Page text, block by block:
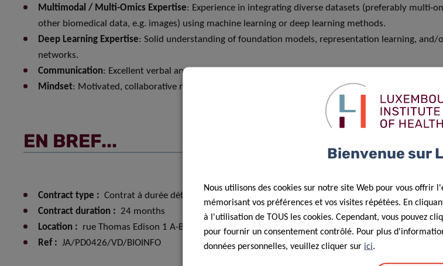
Multimodal / Multi-Omics Expertise: Experience in integrating diverse datasets (preferably multi-
other biomedical data, e.g. images) using machine learning or deep learning methods.
Deep Learning Expertise: Solid understanding of foundation models, representation learning, and/
networks.
Communication: Excellent verbal and written English skills.
Mindset: Motivated, collaborative mentality with close attention to detail and a strong sense of
EN BREF...
Contract type : Contrat à durée déterminée (CDD)
Contract duration : 24 months
Location : rue Thomas Edison 1 A-B - 1445 Luxembourg
Ref : JA/PD0426/VD/BIOINFO
Bienvenue sur
Nous utilisons des cookies sur notre site Web pour vous offrir
mémorisant vos préférences et vos visites répétées. En
à l'utilisation de TOUS les cookies. Cependant, vous pouvez
pour fournir un consentement contrôlé. Pour plus
données personnelles, veuillez cliquer sur ici.